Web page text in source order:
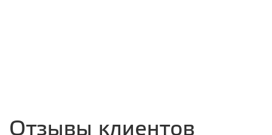
Отзывы клиентов